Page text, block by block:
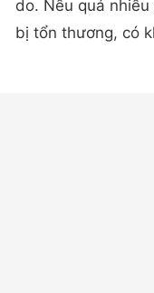
do. Nếu quá
bị tổn thương, có